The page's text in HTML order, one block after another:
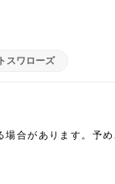
スワローズ
合があります。予め